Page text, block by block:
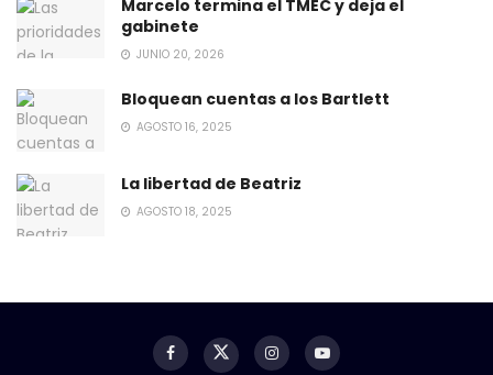
Marcelo termina el TMEC y deja el
gabinete
JUNIO 20, 2026
Bloquean cuentas a los Bartlett
AGOSTO 16, 2025
La libertad de Beatriz
AGOSTO 18, 2025